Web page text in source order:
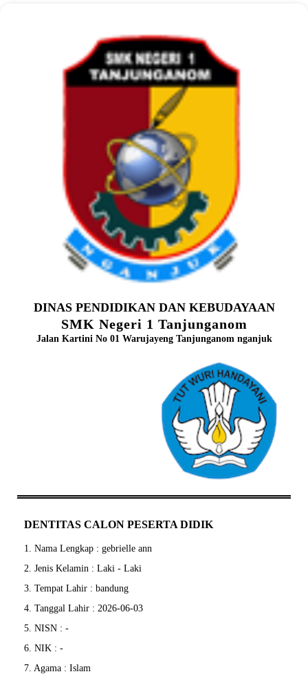
DINAS PENDIDIKAN DAN KEBUDAYAAN
SMK Negeri 1 Tanjunganom
Jalan Kartini No 01 Warujayeng Tanjunganom nganjuk
DENTITAS CALON PESERTA DIDIK
1. Nama Lengkap : gebrielle ann
2. Jenis Kelamin : Laki - Laki
3. Tempat Lahir : bandung
4. Tanggal Lahir : 2026-06-03
5. NISN : -
6. NIK : -
7. Agama : Islam